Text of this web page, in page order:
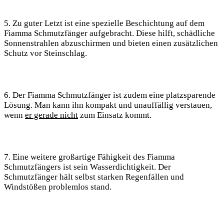
5. Zu guter Letzt ist eine spezielle Beschichtung auf dem
Fiamma Schmutzfänger aufgebracht. Diese hilft, schädliche
Sonnenstrahlen abzuschirmen und bieten einen zusätzlichen
Schutz vor Steinschlag.
6. Der Fiamma Schmutzfänger ist zudem eine platzsparende
Lösung. Man kann ihn kompakt und unauffällig verstauen,
wenn er gerade nicht zum Einsatz kommt.
7. Eine weitere großartige Fähigkeit des Fiamma
Schmutzfängers ist sein Wasserdichtigkeit. Der
Schmutzfänger hält selbst starken Regenfällen und
Windstößen problemlos stand.